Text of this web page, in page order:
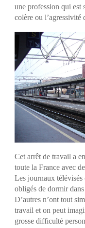
une profession qui est
colère ou l’agressivité
Cet arrêt de travail a
toute la France avec
Les journaux télévisés
obligés de dormir
D’autres n’ont tout
travail et on peut
grosse difficulté